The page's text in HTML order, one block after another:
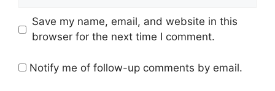
Save my name, email, and website in this
browser for the next time I comment.
Notify me of follow-up comments by email.